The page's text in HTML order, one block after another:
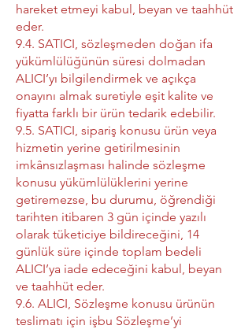
hareket etmeyi kabul, beyan ve taahhüt
eder.
9.4. SATICI, sözleşmeden doğan ifa
yükümlülüğünün süresi dolmadan
ALICI’yı bilgilendirmek ve açıkça
onayını almak suretiyle eşit kalite ve
fiyatta farklı bir ürün tedarik edebilir.
9.5. SATICI, sipariş konusu ürün veya
hizmetin yerine getirilmesinin
imkânsızlaşması halinde sözleşme
konusu yükümlülüklerini yerine
getiremezse, bu durumu, öğrendiği
tarihten itibaren 3 gün içinde yazılı
olarak tüketiciye bildireceğini, 14
günlük süre içinde toplam bedeli
ALICI’ya iade edeceğini kabul, beyan
ve taahhüt eder.
9.6. ALICI, Sözleşme konusu ürünün
teslimatı için işbu Sözleşme’yi